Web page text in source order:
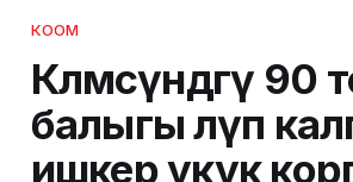
КООМ
Көлмөсүндөгү 90
балыгы өлүп
ишкер укук